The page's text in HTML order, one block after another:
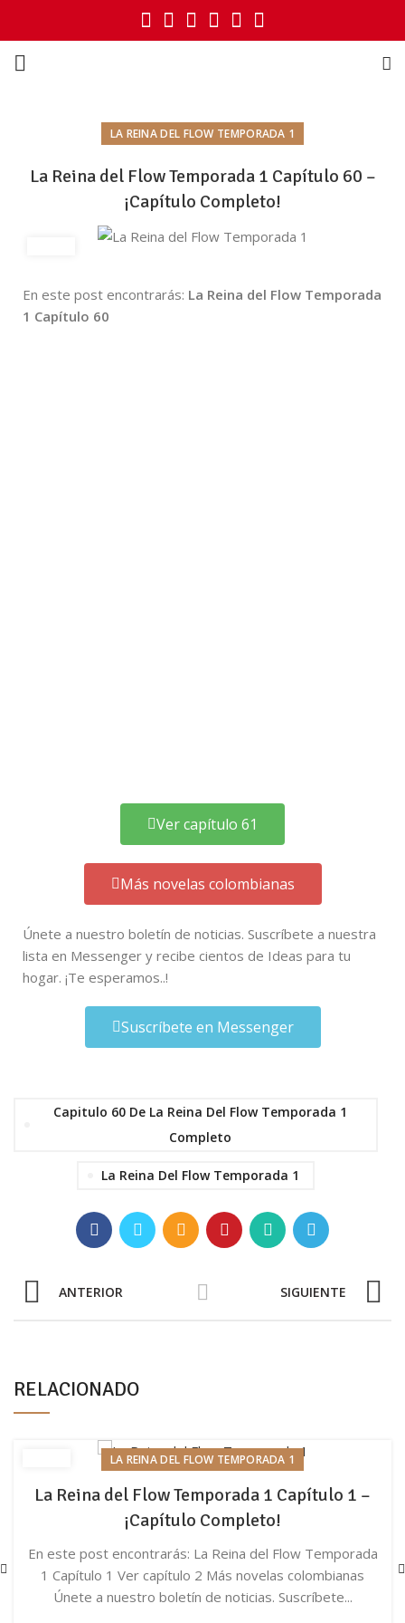
LA REINA DEL FLOW TEMPORADA 1
La Reina del Flow Temporada 1 Capítulo 60 –
¡Capítulo Completo!
En este post encontrarás: La Reina del Flow Temporada
1 Capítulo 60
Ver capítulo 61
Más novelas colombianas
Únete a nuestro boletín de noticias. Suscríbete a nuestra
lista en Messenger y recibe cientos de Ideas para tu
hogar. ¡Te esperamos..!
Suscríbete en Messenger
Capitulo 60 De La Reina Del Flow Temporada 1
Completo
La Reina Del Flow Temporada 1
ANTERIOR SIGUIENTE
RELACIONADO
LA REINA DEL FLOW TEMPORADA 1
La Reina del Flow Temporada 1 Capítulo 1 –
¡Capítulo Completo!
En este post encontrarás: La Reina del Flow Temporada
1 Capítulo 1 Ver capítulo 2 Más novelas colombianas
Únete a nuestro boletín de noticias. Suscríbete...